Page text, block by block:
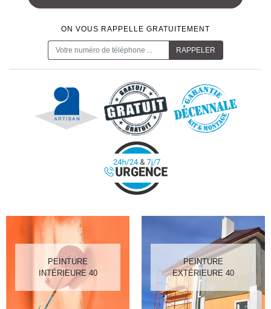
ON VOUS RAPPELLE GRATUITEMENT
PEINTURE
INTÉRIEURE 40
PEINTURE
EXTÉRIEURE 40